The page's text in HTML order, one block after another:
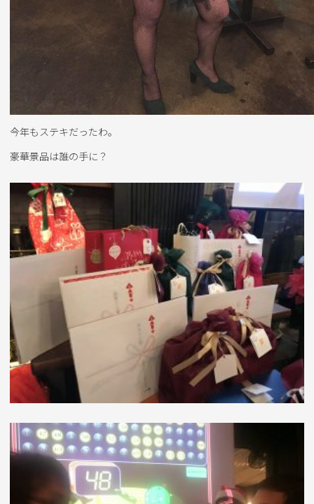
今年もステキだったわ。
豪華景品は誰の手に？